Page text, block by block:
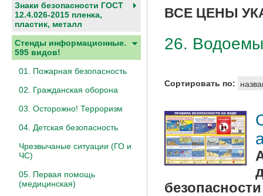
Знаки безопасности ГОСТ
12.4.026-2015 пленка,
пластик, металл
Стенды информационные.
595 видов!
01. Пожарная безопасность
02. Гражданская оборона
03. Осторожно! Терроризм
04. Детская безопасность
Чрезвычаные ситуации (ГО и
ЧС)
05. Первая помощь
(медицинская)
ВСЕ ЦЕНЫ
26.
Сортировать по: